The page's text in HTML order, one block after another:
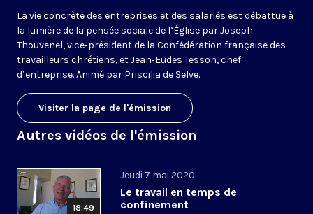
La vie concrète des entreprises et des salariés est débattue à
la lumière de la pensée sociale de l’Église par Joseph
Thouvenel, vice‑président de la Confédération française des
travailleurs chrétiens, et Jean‑Eudes Tesson, chef
d’entreprise. Animé par Priscilia de Selve.
Visiter la page de l'émission
Autres vidéos de l'émission
18:49
Jeudi 7 mai 2020
Le travail en temps de
confinement